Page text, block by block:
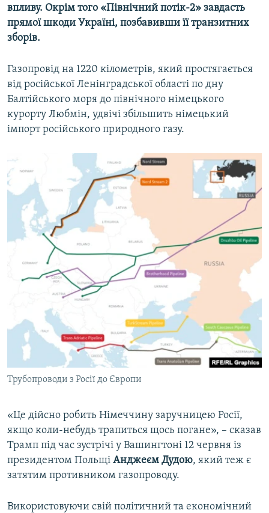
впливу. Окрім того «Північний потік-2» завдасть
прямої шкоди Україні, позбавивши її транзитних
зборів.
Газопровід на 1220 кілометрів, який простягається
від російської Ленінградської області по дну
Балтійського моря до північного німецького
курорту Любмін, удвічі збільшить німецький
імпорт російського природного газу.
Трубопроводи з Росії до Європи
«Це дійсно робить Німеччину заручницею Росії,
якщо коли-небудь трапиться щось погане», – сказав
Трамп під час зустрічі у Вашингтоні 12 червня із
президентом Польщі Анджеєм Дудою, який теж є
затятим противником газопроводу.
Використовуючи свій політичний та економічний